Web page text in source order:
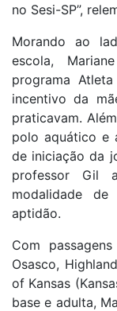
no Sesi-SP”,
Morando ao
escola,
programa
incentivo da
praticavam.
polo aquático e
de iniciação da
professor Gil
modalidade
aptidão.
Com
Osasco,
of Kansas
base e adulta,